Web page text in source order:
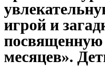
игрой и
посвященную
месяцев».